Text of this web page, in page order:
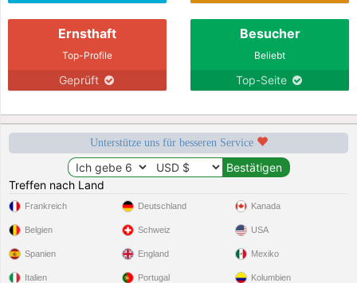
Ernsthaft
Top-Profile
Geprüft
Besucher
Beliebt
Top-Seite
Unterstütze uns für besseren Service
Treffen nach Land
Frankreich
Belgien
Spanien
Italien
Deutschland
Schweiz
England
Portugal
Kanada
USA
Mexiko
Kolumbien